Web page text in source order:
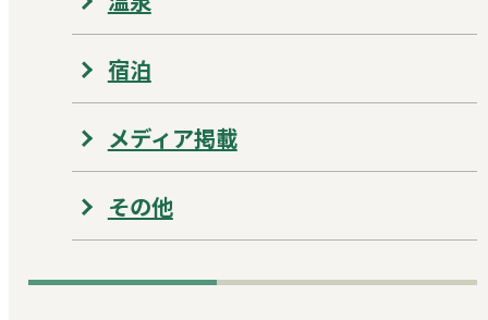
宿泊
メディア掲載
その他